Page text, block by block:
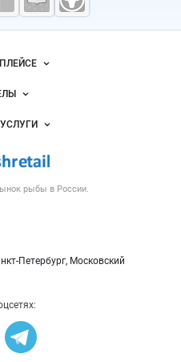
рыбы в России.
Петербург, Московский
рекламы
оферта
информация
данных
рынка